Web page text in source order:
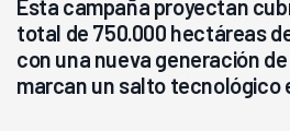
Esta campaña proyectan
total de 750.000 hectáreas
con una nueva generación
marcan un salto tecnológico